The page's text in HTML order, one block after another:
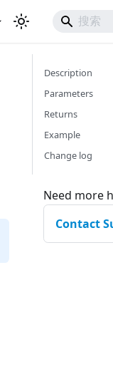
Description
Parameters
Returns
Example
Change log
Need more
Contact